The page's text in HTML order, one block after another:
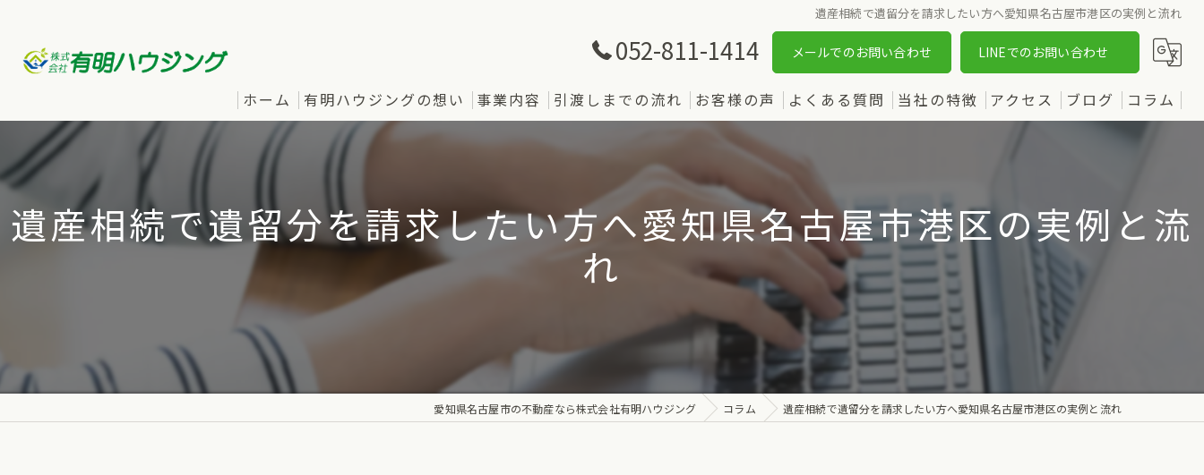
遺産相続で遺留分を請求したい方へ愛知県名古屋市港区の実例と流れ
052-811-1414 メールでのお問い合わせ LINEでのお問い合わせ
ホーム 有明ハウジングの想い 事業内容 引渡しまでの流れ お客様の声 よくある質問 当社の特徴
土地
新築
中古
アクセス ブログ コラム
遺産相続で遺留分を請求したい方へ愛知県名古屋市港区の実例と流
れ
愛知県名古屋市の不動産なら株式会社有明ハウジング コラム 遺産相続で遺留分を請求したい方へ愛知県名古屋市港区の実例と流れ